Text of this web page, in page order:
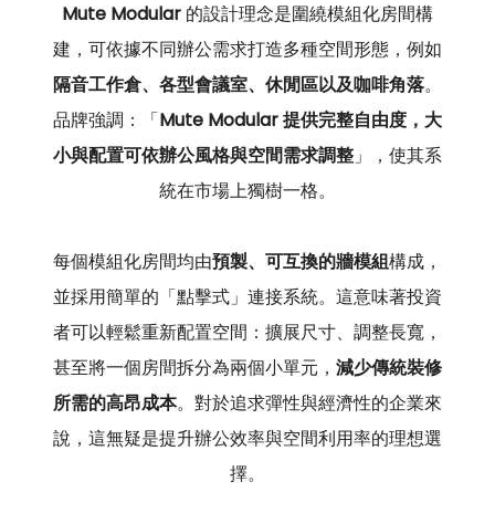
Mute Modular 的設計理念是圍繞模組化房間構
建，可依據不同辦公需求打造多種空間形態，例如
隔音工作倉、各型會議室、休閒區以及咖啡角落。
品牌強調：「Mute Modular 提供完整自由度，大
小與配置可依辦公風格與空間需求調整」，使其系
統在市場上獨樹一格。
每個模組化房間均由預製、可互換的牆模組構成，
並採用簡單的「點擊式」連接系統。這意味著投資
者可以輕鬆重新配置空間：擴展尺寸、調整長寬，
甚至將一個房間拆分為兩個小單元， 減少傳統裝修
所需的高昂成本。對於追求彈性與經濟性的企業來
說，這無疑是提升辦公效率與空間利用率的理想選
擇。